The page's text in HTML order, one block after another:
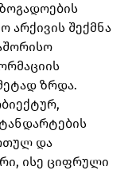
არქივის შექმნა
ზრდა.
და
ისე ციფრული